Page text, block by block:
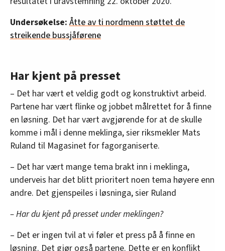
Undersøkelse: Åtte av ti nordmenn støttet de
streikende bussjåførene
Har kjent på presset
– Det har vært et veldig godt og konstruktivt arbeid.
Partene har vært flinke og jobbet målrettet for å finne
en løsning. Det har vært avgjørende for at de skulle
komme i mål i denne meklinga, sier riksmekler Mats
Ruland til Magasinet for fagorganiserte.
– Det har vært mange tema brakt inn i meklinga,
underveis har det blitt prioritert noen tema høyere enn
andre. Det gjenspeiles i løsninga, sier Ruland
– Har du kjent på presset under meklingen?
– Det er ingen tvil at vi føler et press på å finne en
løsning. Det gjør også partene. Dette er en konflikt